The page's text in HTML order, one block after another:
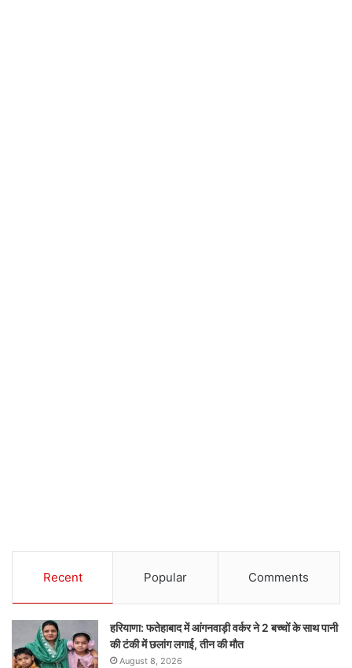
Recent Popular Comments
हरियाणा: फतेहाबाद में आंगनवाड़ी वर्कर ने 2 बच्चों के साथ पानी
की टंकी में छलांग लगाई, तीन की मौत
August 8, 2026